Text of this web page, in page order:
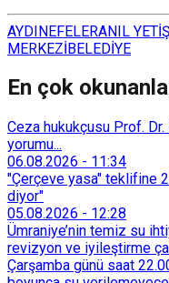
AYDINEFELERANIL
MERKEZİBELEDİYE
En çok
Ceza hukukçusu Prof.
yorumu...
06.08.2026 - 11:34
"Çerçeve yasa" teklifine
diyor"
05.08.2026 - 12:28
Ümraniye’nin temiz su
revizyon ve iyileştirme
Çarşamba günü saat